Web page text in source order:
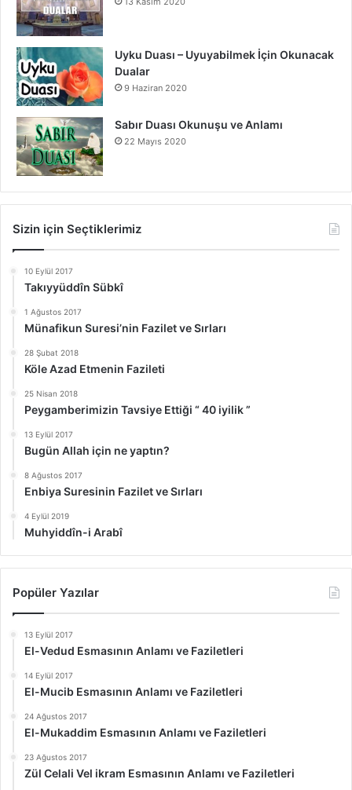
Uyku Duası – Uyuyabilmek İçin Okunacak
Dualar
9 Haziran 2020
Sabır Duası Okunuşu ve Anlamı
22 Mayıs 2020
Sizin için Seçtiklerimiz
10 Eylül 2017
Takıyyüddîn Sübkî
1 Ağustos 2017
Münafikun Suresi’nin Fazilet ve Sırları
28 Şubat 2018
Köle Azad Etmenin Fazileti
25 Nisan 2018
Peygamberimizin Tavsiye Ettiği “ 40 iyilik ”
13 Eylül 2017
Bugün Allah için ne yaptın?
8 Ağustos 2017
Enbiya Suresinin Fazilet ve Sırları
4 Eylül 2019
Muhyiddîn-i Arabî
Popüler Yazılar
13 Eylül 2017
El-Vedud Esmasının Anlamı ve Faziletleri
14 Eylül 2017
El-Mucib Esmasının Anlamı ve Faziletleri
24 Ağustos 2017
El-Mukaddim Esmasının Anlamı ve Faziletleri
23 Ağustos 2017
Zül Celali Vel ikram Esmasının Anlamı ve Faziletleri